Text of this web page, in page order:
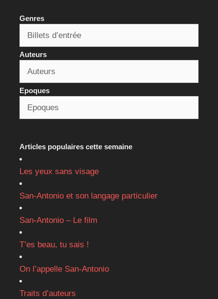
Genres
Auteurs
Epoques
Articles populaires cette semaine
Les yeux sans visage
San-Antonio et son langage particulier
San-Antonio – Le film
T’es beau, tu sais !
On l’appelle San-Antonio
Traits d’auteurs